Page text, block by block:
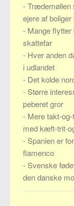
-Trædemøllen
ejere af boliger
- Mange
skattefar
- Hver anden
i udlandet
- Det kolde
- Større
peberet gror
- Mere takt-
med kæft-trit-
- Spanien er
flamenco
- Svenske
den danske